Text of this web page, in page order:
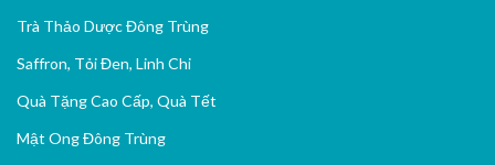
Trà Thảo Dược Đông Trùng
Saffron, Tỏi Đen, Linh Chi
Quà Tặng Cao Cấp, Quà Tết
Mật Ong Đông Trùng